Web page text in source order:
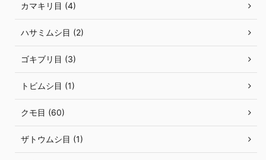
カマキリ目 (4)
ハサミムシ目 (2)
ゴキブリ目 (3)
トビムシ目 (1)
クモ目 (60)
ザトウムシ目 (1)